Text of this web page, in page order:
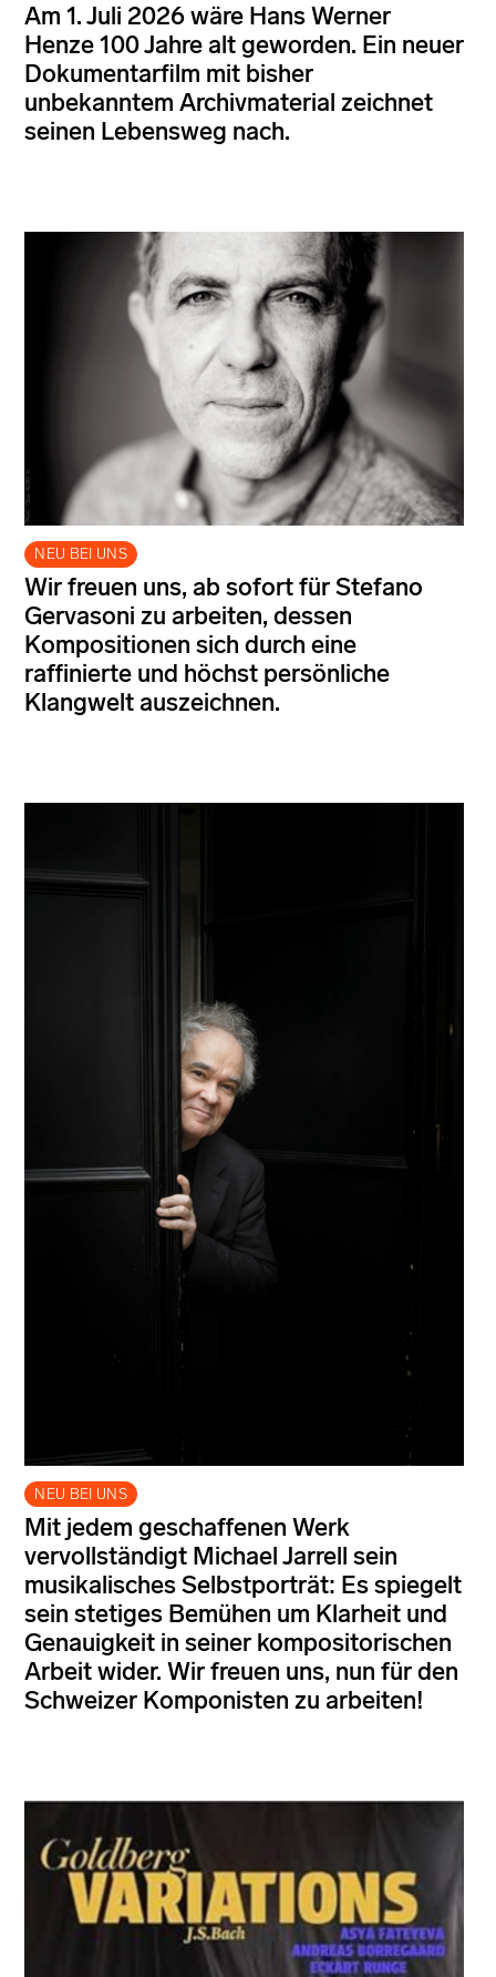
Am 1. Juli 2026 wäre Hans Werner
Henze 100 Jahre alt geworden. Ein neuer
Dokumentarfilm mit bisher
unbekanntem Archivmaterial zeichnet
seinen Lebensweg nach.
NEU BEI UNS
Wir freuen uns, ab sofort für Stefano
Gervasoni zu arbeiten, dessen
Kompositionen sich durch eine
raffinierte und höchst persönliche
Klangwelt auszeichnen.
NEU BEI UNS
Mit jedem geschaffenen Werk
vervollständigt Michael Jarrell sein
musikalisches Selbstporträt: Es spiegelt
sein stetiges Bemühen um Klarheit und
Genauigkeit in seiner kompositorischen
Arbeit wider. Wir freuen uns, nun für den
Schweizer Komponisten zu arbeiten!